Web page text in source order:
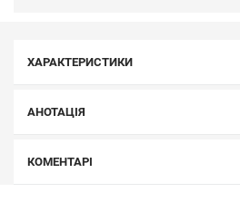
ХАРАКТЕРИСТИКИ
АНОТАЦІЯ
КОМЕНТАРІ